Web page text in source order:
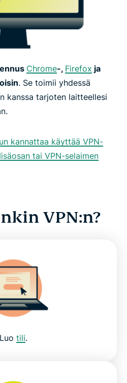
Chrome-, Firefox ja
. Se toimii yhdessä
kanssa tarjoten laitteellesi
kannattaa käyttää VPN-
tai VPN-selaimen
VPN:n?
Luo tili.